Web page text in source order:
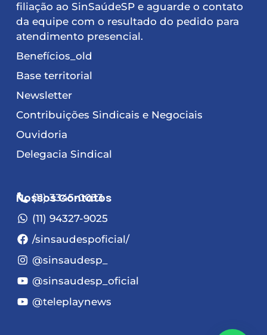
filiação ao SinSaúdeSP e aguarde o contato
da equipe com o resultado do pedido para
atendimento presencial.
Benefícios_old
Base territorial
Newsletter
Contribuições Sindicais e Negociais
Ouvidoria
Delegacia Sindical
Nossos Contatos
(11) 3345-0033
(11) 94327-9025
/sinsaudespoficial/
@sinsaudesp_
@sinsaudesp_oficial
@teleplaynews